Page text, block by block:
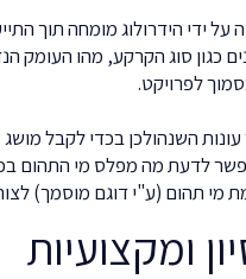
ידי הידרולוג מומחה תוך
כגון סוג הקרקע, מהו העומק
לפרויקט.
השנהולכן בכדי לקבל
לדעת מה מפלס מי התהום
תהום (ע"י דוגם מוסמך)